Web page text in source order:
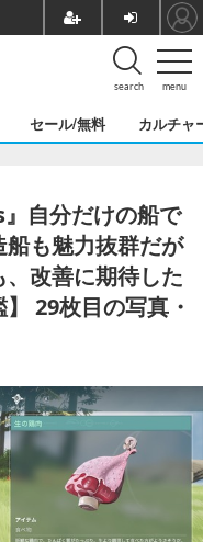
menu
search
セール/無料 カルチャ
自分だけの船で
も魅力抜群だが
改善に期待した
29枚目の写真・